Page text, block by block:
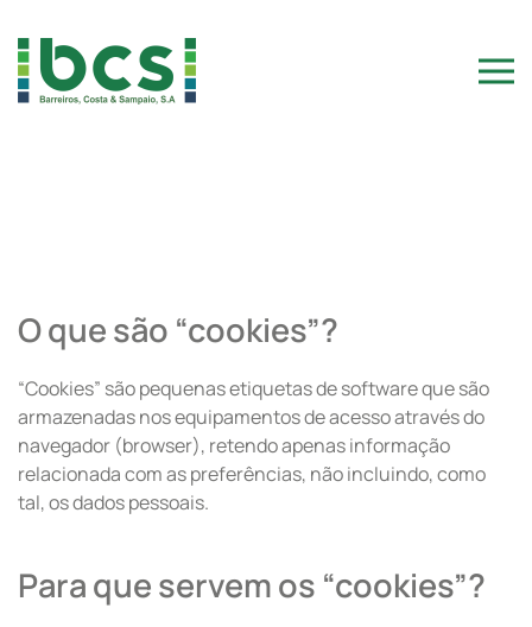
Skip to main content
O que são “cookies”?
“Cookies” são pequenas etiquetas de software que são
armazenadas nos equipamentos de acesso através do
navegador (browser), retendo apenas informação
relacionada com as preferências, não incluindo, como
tal, os dados pessoais.
Para que servem os “cookies”?